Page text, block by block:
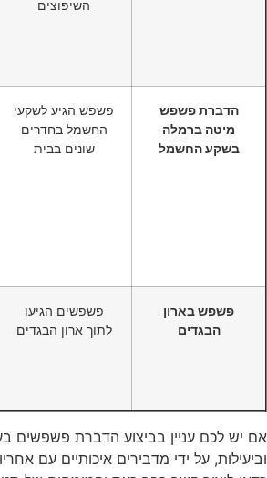
השיפוצים
הדברת פשפש
מיטה ברמלה
בשקע החשמל
פשפש הגיע לשקעי
החשמל בחדרים
שונים בבית
פשפש בארון
הבגדים
פשפשים הגיעו
לתוך ארון הבגדים
אם יש לכם עניין בביצוע הדברת פשפשים
וביעילות, על ידי מדבירים איכותיים עם